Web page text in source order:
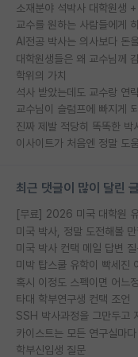
소재분야 석박사 대학원생
교수를 원하는 사람들에게
AI전공 박사는 의사보다 돈
대학원생들은 왜 교수님께
학위의 가치
석사 받았는데도 교수랑 연
교수님이 슬럼프에 빠지게
이사이트가 처음엔 정말 도
최근 댓글이 많이 달린 글
미국 박사, 정말 도전해볼
미국 박사 컨택 메일 답변
미박 탑스쿨 유학이 빡세진
혹시 이정도 스펙이면 어느
타대 학부연구생 컨택 조언
카이스트는 모든 연구실마
학부신입생 질문